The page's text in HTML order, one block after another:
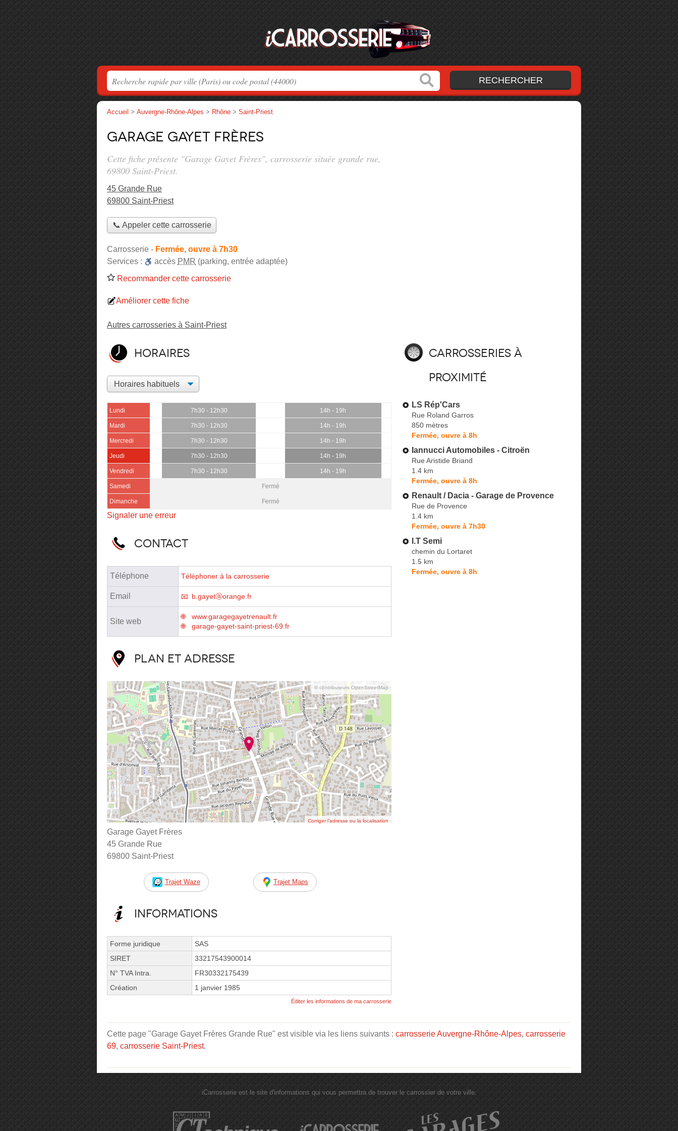
Accueil > Auvergne-Rhône-Alpes > Rhône > Saint-Priest
Garage Gayet Frères
Cette fiche présente "Garage Gayet Frères", carrosserie située grande rue,
69800 Saint-Priest.
45 Grande Rue
69800 Saint-Priest
📞 Appeler cette carrosserie
Carrosserie - Fermée, ouvre à 7h30
Services :
accès PMR (parking, entrée adaptée)
Recommander cette carrosserie
Améliorer cette fiche
Autres carrosseries à Saint-Priest
Horaires
Lundi 7h30 - 12h30 14h - 19h
Mardi 7h30 - 12h30 14h - 19h
Mercredi 7h30 - 12h30 14h - 19h
Jeudi 7h30 - 12h30 14h - 19h
Vendredi 7h30 - 12h30 14h - 19h
Samedi Fermé
Dimanche Fermé
Signaler une erreur
Contact
Téléphone Téléphoner à la carrosserie
Email b.gayetⓐorange.fr
Site web
www.garagegayetrenault.fr
garage-gayet-saint-priest-69.fr
Plan et adresse
© contributeurs OpenStreetMap
Corriger l’adresse ou la localisation
Garage Gayet Frères
45 Grande Rue
69800 Saint-Priest
Trajet Waze Trajet Maps
Informations
Forme juridique
SAS
SIRET
33217543900014
N° TVA Intra.
FR30332175439
Création
1 janvier 1985
Éditer les informations de ma carrosserie
Carrosseries à
proximité
LS Rép'Cars
Rue Roland Garros
850 mètres
Fermée, ouvre à 8h
Iannucci Automobiles - Citroën
Rue Aristide Briand
1.4 km
Fermée, ouvre à 8h
Renault / Dacia - Garage de Provence
Rue de Provence
1.4 km
Fermée, ouvre à 7h30
I.T Semi
chemin du Lortaret
1.5 km
Fermée, ouvre à 8h
Cette page "Garage Gayet Frères Grande Rue" est visible via les liens suivants : carrosserie Auvergne-Rhône-Alpes, carrosserie
69, carrosserie Saint-Priest.
iCarrosserie est le site d'informations qui vous permettra de trouver le carrossier de votre ville.